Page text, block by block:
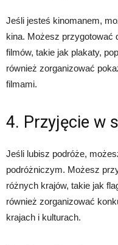
Jeśli jesteś kinomanem,
kina. Możesz przygotować
filmów, takie jak plakaty,
również zorganizować
filmami.
4. Przyjęcie w
Jeśli lubisz podróże,
podróżniczym. Możesz
różnych krajów, takie jak
również zorganizować
krajach i kulturach.